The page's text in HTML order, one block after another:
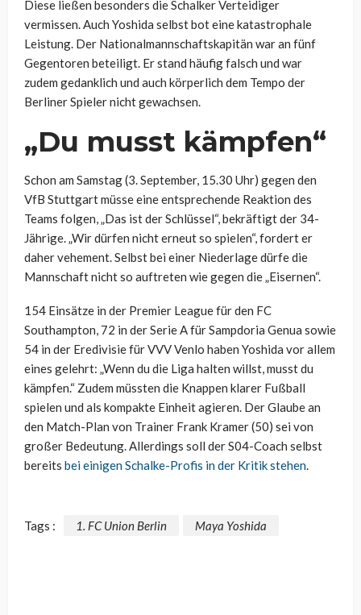
Diese ließen besonders die Schalker Verteidiger
vermissen. Auch Yoshida selbst bot eine katastrophale
Leistung. Der Nationalmannschaftskapitän war an fünf
Gegentoren beteiligt. Er stand häufig falsch und war
zudem gedanklich und auch körperlich dem Tempo der
Berliner Spieler nicht gewachsen.
„Du musst kämpfen“
Schon am Samstag (3. September, 15.30 Uhr) gegen den
VfB Stuttgart müsse eine entsprechende Reaktion des
Teams folgen, „Das ist der Schlüssel“, bekräftigt der 34-
Jährige. „Wir dürfen nicht erneut so spielen“, fordert er
daher vehement. Selbst bei einer Niederlage dürfe die
Mannschaft nicht so auftreten wie gegen die „Eisernen“.
154 Einsätze in der Premier League für den FC
Southampton, 72 in der Serie A für Sampdoria Genua sowie
54 in der Eredivisie für VVV Venlo haben Yoshida vor allem
eines gelehrt: „Wenn du die Liga halten willst, musst du
kämpfen.“ Zudem müssten die Knappen klarer Fußball
spielen und als kompakte Einheit agieren. Der Glaube an
den Match-Plan von Trainer Frank Kramer (50) sei von
großer Bedeutung. Allerdings soll der S04-Coach selbst
bereits bei einigen Schalke-Profis in der Kritik stehen.
Tags : 1. FC Union Berlin Maya Yoshida